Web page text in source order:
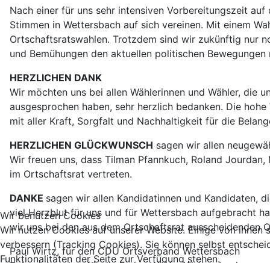
Nach einer für uns sehr intensiven Vorbereitungszeit
Stimmen in Wettersbach auf sich vereinen. Mit einem
Ortschaftsratswahlen. Trotzdem sind wir zukünftig nur
und Bemühungen den aktuellen politischen
HERZLICHEN DANK
Wir möchten uns bei allen Wählerinnen und Wähler, die
ausgesprochen haben, sehr herzlich bedanken. Die
mit aller Kraft, Sorgfalt und Nachhaltigkeit für die
HERZLICHEN GLÜCKWUNSCH sagen wir allen
Wir freuen uns, dass Tilman Pfannkuch, Roland
im Ortschaftsrat vertreten.
DANKE sagen wir allen Kandidatinnen und Kandidaten,
viel Herzblut für uns und für Wettersbach aufgebracht
wir uns bei den aus dem Ortschaftsrat ausscheidenden
Paul Wirtz, für den CDU Ortsverband Wettersbach
Wir benutzen Cookies
Wir nutzen Cookies auf unserer Website. Einige von
verbessern (Tracking Cookies). Sie können selbst
Funktionalitäten der Seite zur Verfügung stehen.